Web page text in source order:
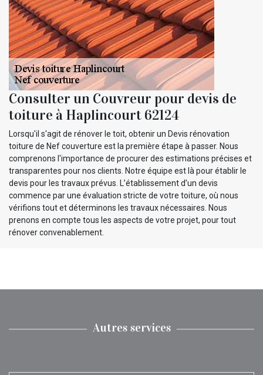
Consulter un Couvreur pour devis de
toiture à Haplincourt 62124
Lorsqu'il s'agit de rénover le toit, obtenir un Devis rénovation
toiture de Nef couverture est la première étape à passer. Nous
comprenons l'importance de procurer des estimations précises et
transparentes pour nos clients. Notre équipe est là pour établir le
devis pour les travaux prévus. L’établissement d’un devis
commence par une évaluation stricte de votre toiture, où nous
vérifions tout et déterminons les travaux nécessaires. Nous
prenons en compte tous les aspects de votre projet, pour tout
rénover convenablement.
Autres services